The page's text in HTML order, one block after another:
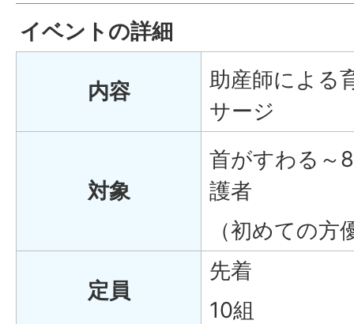
イベントの詳細
内容
助産師による
サージ
対象
首がすわる～
護者
（初めての方
定員
先着
10組